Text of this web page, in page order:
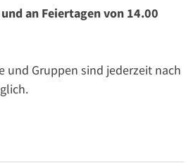
an Feiertagen von 14.00
und Gruppen sind jederzeit nach